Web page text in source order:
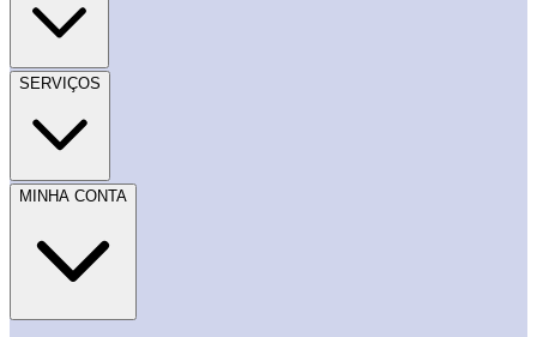
SERVIÇOS
MINHA CONTA